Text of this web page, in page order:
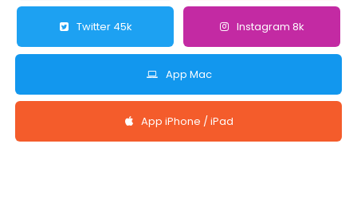
Twitter 45k Instagram 8k
App Mac
App iPhone / iPad